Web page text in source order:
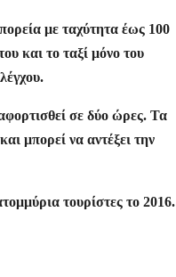
με ταχύτητα έως 100
και το ταξί μόνο του
σε δύο ώρες. Τα
μπορεί να αντέξει την
τουρίστες το 2016.